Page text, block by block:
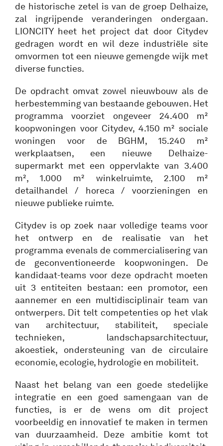
de historische zetel is van de groep Delhaize,
zal ingrijpende veranderingen ondergaan.
LIONCITY heet het project dat door Citydev
gedragen wordt en wil deze industriële site
omvormen tot een nieuwe gemengde wijk met
diverse functies.
De opdracht omvat zowel nieuwbouw als de
herbestemming van bestaande gebouwen. Het
programma voorziet ongeveer 24.400 m²
koopwoningen voor Citydev, 4.150 m² sociale
woningen voor de BGHM, 15.240 m²
werkplaatsen, een nieuwe Delhaize-
supermarkt met een oppervlakte van 3.400
m², 1.000 m² winkelruimte, 2.100 m²
detailhandel / horeca / voorzieningen en
nieuwe publieke ruimte.
Citydev is op zoek naar volledige teams voor
het ontwerp en de realisatie van het
programma evenals de commercialisering van
de geconventioneerde koopwoningen. De
kandidaat-teams voor deze opdracht moeten
uit 3 entiteiten bestaan: een promotor, een
aannemer en een multidisciplinair team van
ontwerpers. Dit telt competenties op het vlak
van architectuur, stabiliteit, speciale
technieken, landschapsarchitectuur,
akoestiek, ondersteuning van de circulaire
economie, ecologie, hydrologie en mobiliteit.
Naast het belang van een goede stedelijke
integratie en een goed samengaan van de
functies, is er de wens om dit project
voorbeeldig en innovatief te maken in termen
van duurzaamheid. Deze ambitie komt tot